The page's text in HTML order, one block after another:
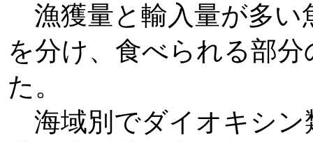
漁獲量と輸入量が多い
を分け、食べられる部
た。
海域別でダイオキシン